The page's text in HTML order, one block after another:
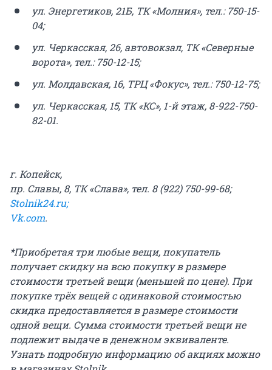
ул. Энергетиков, 21Б, ТК «Молния», тел.: 750-15-
04;
ул. Черкасская, 26, автовокзал, ТК «Северные
ворота», тел.: 750-12-15;
ул. Молдавская, 16, ТРЦ «Фокус», тел.: 750-12-75;
ул. Черкасская, 15, ТК «КС», 1-й этаж, 8-922-750-
82-01.
г. Копейск,
пр. Славы, 8, ТК «Слава», тел. 8 (922) 750-99-68;
Stolnik24.ru;
Vk.com.
*Приобретая три любые вещи, покупатель
получает скидку на всю покупку в размере
стоимости третьей вещи (меньшей по цене). При
покупке трёх вещей с одинаковой стоимостью
скидка предоставляется в размере стоимости
одной вещи. Сумма стоимости третьей вещи не
подлежит выдаче в денежном эквиваленте.
Узнать подробную информацию об акциях можно